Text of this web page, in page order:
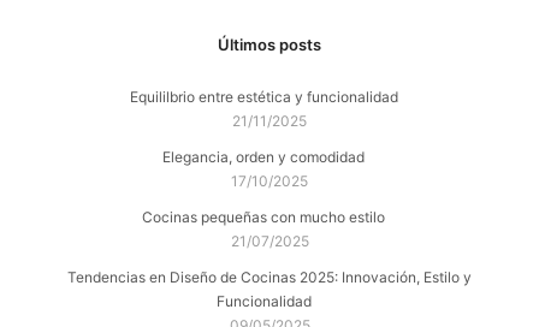
Últimos posts
Equililbrio entre estética y funcionalidad
21/11/2025
Elegancia, orden y comodidad
17/10/2025
Cocinas pequeñas con mucho estilo
21/07/2025
Tendencias en Diseño de Cocinas 2025: Innovación, Estilo y
Funcionalidad